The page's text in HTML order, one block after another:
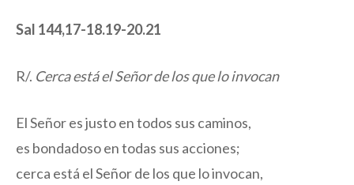
Sal 144,17-18.19-20.21
R/. Cerca está el Señor de los que lo invocan
El Señor es justo en todos sus caminos,
es bondadoso en todas sus acciones;
cerca está el Señor de los que lo invocan,